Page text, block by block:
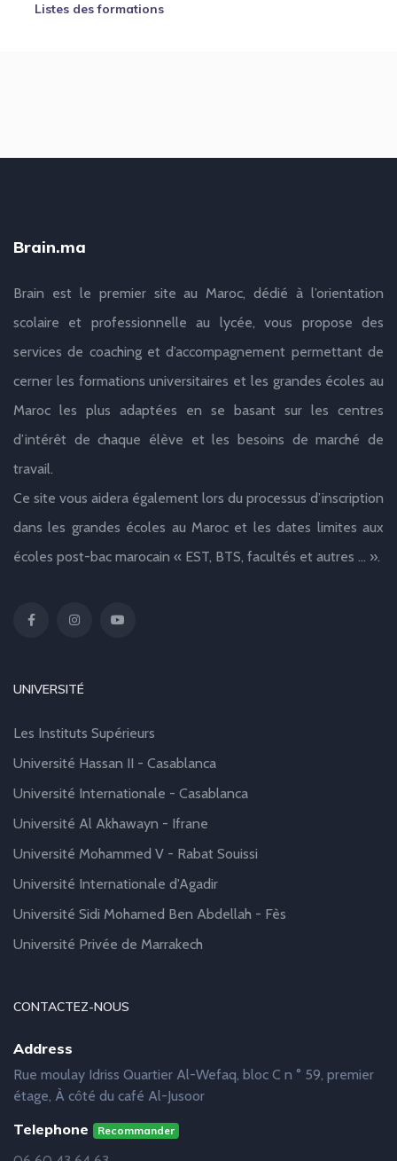
Listes des formations
Brain.ma
Brain est le premier site au Maroc, dédié à l’orientation
scolaire et professionnelle au lycée, vous propose des
services de coaching et d’accompagnement permettant de
cerner les formations universitaires et les grandes écoles au
Maroc les plus adaptées en se basant sur les centres
d’intérêt de chaque élève et les besoins de marché de
travail.
Ce site vous aidera également lors du processus d’inscription
dans les grandes écoles au Maroc et les dates limites aux
écoles post-bac marocain « EST, BTS, facultés et autres … ».
UNIVERSITÉ
Les Instituts Supérieurs
Université Hassan II - Casablanca
Université Internationale - Casablanca
Université Al Akhawayn - Ifrane
Université Mohammed V - Rabat Souissi
Université Internationale d'Agadir
Université Sidi Mohamed Ben Abdellah - Fès
Université Privée de Marrakech
CONTACTEZ-NOUS
Address
Rue moulay Idriss Quartier Al-Wefaq, bloc C n ° 59, premier
étage, À côté du café Al-Jusoor
Telephone Recommander